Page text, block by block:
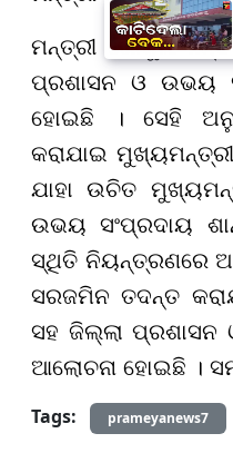
ମନ୍ତ୍ରୀ ଗୋକୁଳା
ପ୍ରଶାସନ ଓ ଉଭୟ
ହୋଇଛି । ସେହି
କରାଯାଇ
ଯାହା ଉଚିତ
ଉଭୟ ସଂପ୍ରଦାୟ
ସ୍ଥିତି ନିୟନ୍ତ୍ରଣରେ
ସରଜମିନ ତଦନ୍ତ
ସହ ଜିଲ୍ଲା
ଆଲୋଚନା ହୋଇଛି ।
Tags:
prameyanews7